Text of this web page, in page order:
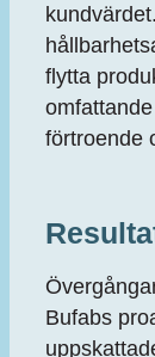
flytta
förtroende
Bufabs